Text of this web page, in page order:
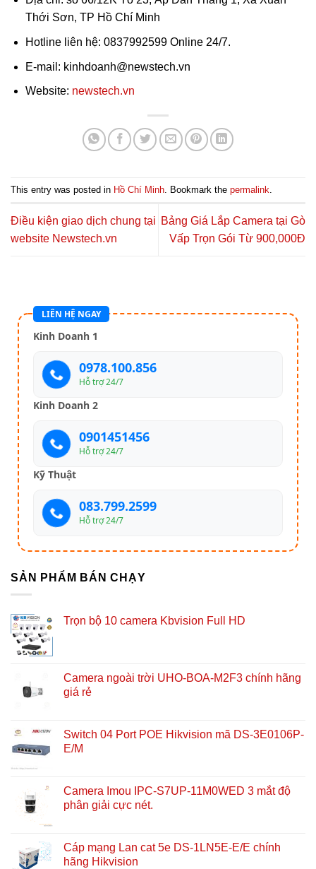
Thới Sơn, TP Hồ Chí Minh
Hotline liên hệ: 0837992599 Online 24/7.
E-mail: kinhdoanh@newstech.vn
Website: newstech.vn
This entry was posted in Hồ Chí Minh . Bookmark the permalink
Điều kiện giao dịch chung tại
website Newstech.vn
Bảng Giá Lắp Camera tại Gò
Vấp Trọn Gói Từ 900,000Đ
LIÊN HỆ NGAY
Kinh Doanh 1
0978.100.856
Hỗ trợ 24/7
Kinh Doanh 2
0901451456
Hỗ trợ 24/7
Kỹ Thuật
083.799.2599
Hỗ trợ 24/7
SẢN PHẨM BÁN CHẠY
Trọn bộ 10 camera Kbvision Full HD
Camera ngoài trời UHO-BOA-M2F3 chính hãng
giá rẻ
Switch 04 Port POE Hikvision mã DS-3E0106P-
E/M
Camera Imou IPC-S7UP-11M0WED 3 mắt độ
phân giải cực nét.
Cáp mạng Lan cat 5e DS-1LN5E-E/E chính
hãng Hikvision